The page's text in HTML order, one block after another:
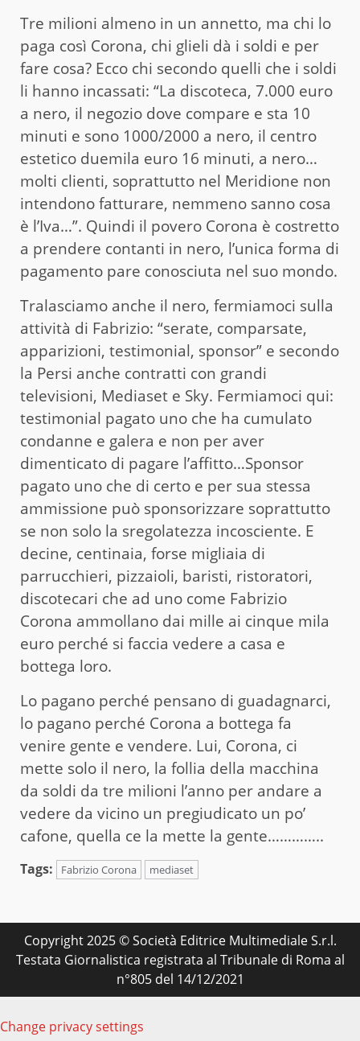
Tre milioni almeno in un annetto, ma chi lo
paga così Corona, chi glieli dà i soldi e per
fare cosa? Ecco chi secondo quelli che i soldi
li hanno incassati: “La discoteca, 7.000 euro
a nero, il negozio dove compare e sta 10
minuti e sono 1000/2000 a nero, il centro
estetico duemila euro 16 minuti, a nero…
molti clienti, soprattutto nel Meridione non
intendono fatturare, nemmeno sanno cosa
è l’Iva…”. Quindi il povero Corona è costretto
a prendere contanti in nero, l’unica forma di
pagamento pare conosciuta nel suo mondo.
Tralasciamo anche il nero, fermiamoci sulla
attività di Fabrizio: “serate, comparsate,
apparizioni, testimonial, sponsor” e secondo
la Persi anche contratti con grandi
televisioni, Mediaset e Sky. Fermiamoci qui:
testimonial pagato uno che ha cumulato
condanne e galera e non per aver
dimenticato di pagare l’affitto…Sponsor
pagato uno che di certo e per sua stessa
ammissione può sponsorizzare soprattutto
se non solo la sregolatezza incosciente. E
decine, centinaia, forse migliaia di
parrucchieri, pizzaioli, baristi, ristoratori,
discotecari che ad uno come Fabrizio
Corona ammollano dai mille ai cinque mila
euro perché si faccia vedere a casa e
bottega loro.
Lo pagano perché pensano di guadagnarci,
lo pagano perché Corona a bottega fa
venire gente e vendere. Lui, Corona, ci
mette solo il nero, la follia della macchina
da soldi da tre milioni l’anno per andare a
vedere da vicino un pregiudicato un po’
cafone, quella ce la mette la gente…………..
Tags: Fabrizio Corona mediaset
Copyright 2025 © Società Editrice Multimediale S.r.l.
Testata Giornalistica registrata al Tribunale di Roma al
n°805 del 14/12/2021
Change privacy settings